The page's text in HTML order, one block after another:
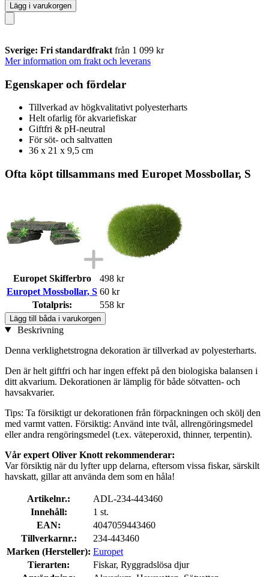
Lägg i varukorgen
Sverige: Fri standardfrakt från 1 099 kr
Mer information om frakt och leverans
Egenskaper och fördelar
Tillverkad av högkvalitativt polyesterharts
Helt ofarlig för akvariefiskar
Giftfri & pH-neutral
För söt- och saltvatten
36 x 21 x 9,5 cm
Ofta köpt tillsammans med Europet Mossbollar, S
Europet Skifferbro
498 kr
Europet Mossbollar, S 60 kr
Totalpris:
558 kr
Lägg till båda i varukorgen
Beskrivning
Denna verklighetstrogna dekoration är tillverkad av polyesterharts.
Den är helt giftfri och har ingen effekt på den biologiska balansen i
ditt akvarium. Dekorationen är lämplig för både sötvatten- och
havsakvarier.
Tips: Ta försiktigt ur dekorationen från förpackningen och skölj den
med varmt vatten. Försiktig: Använd inte tvål, allrengöringsmedel
eller andra rengöringsmedel (t.ex. väteperoxid, thinner, terpentin).
Vår expert Oliver Knott rekommenderar:
Var försiktig när du lyfter upp delarna, eftersom vissa fiskar, särskilt
havskatt, gillar att använda dem som en håla!
Artikelnr.:
ADL-234-443460
Innehåll:
1 st.
EAN:
4047059443460
Tillverkarnr.:
234-443460
Marken (Hersteller): Europet
Tierarten:
Fiskar, Ryggradslösa djur